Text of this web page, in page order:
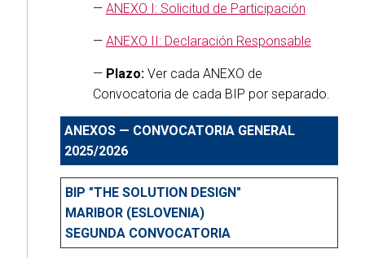
— ANEXO I: Solicitud de Participación
— ANEXO II: Declaración Responsable
— Plazo:Ver cada ANEXO de
Convocatoria de cada BIP por separado.
ANEXOS — CONVOCATORIA GENERAL
2025/2026
BIP "THE SOLUTION DESIGN"
MARIBOR (ESLOVENIA)
SEGUNDA CONVOCATORIA